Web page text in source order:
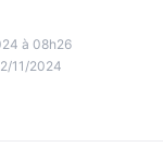
à 08h26
11/2024